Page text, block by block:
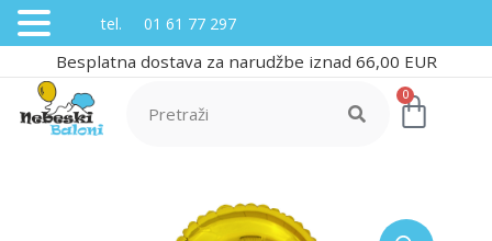
Besplatna dostava za narudžbe iznad 66,00 EUR
0
tel. 01 61 77 297